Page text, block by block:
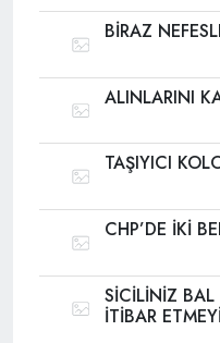
BİRAZ
ALINLARINI
TAŞIYICI
CHP’DE İKİ
SİCİLİNİZ BAL
İTİBAR